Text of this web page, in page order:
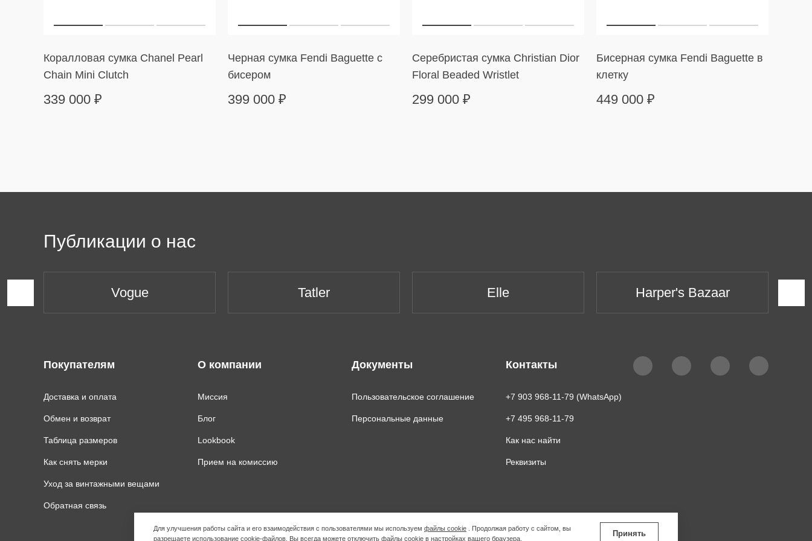
Коралловая сумка Chanel Pearl
Chain Mini Clutch
339 000 ₽
Черная сумка Fendi Baguette с
бисером
399 000 ₽
Серебристая сумка Christian Dior
Floral Beaded Wristlet
299 000 ₽
Бисерная сумка Fendi Baguette в
клетку
449 000 ₽
Публикации о нас
Vogue Tatler Elle Harper's Bazaar
Покупателям
Доставка и оплата
Обмен и возврат
Таблица размеров
Как снять мерки
Уход за винтажными вещами
Обратная связь
О компании
Миссия
Блог
Lookbook
Прием на комиссию
Документы
Пользовательское соглашение
Персональные данные
Контакты
+7 903 968-11-79 (WhatsApp)
+7 495 968-11-79
Как нас найти
Реквизиты
Для улучшения работы сайта и его взаимодействия с пользователями мы используем файлы cookie . Продолжая работу с сайтом, вы
разрешаете использование cookie-файлов. Вы всегда можете отключить файлы cookie в настройках вашего браузера.
Принять